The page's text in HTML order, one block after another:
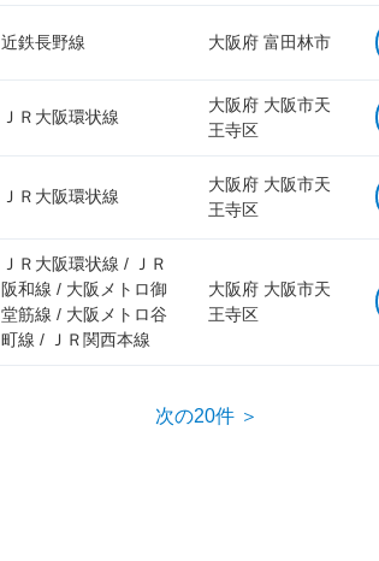
近鉄長野線 大阪府 富田林市
ＪＲ大阪環状線
大阪府 大阪市天
王寺区
ＪＲ大阪環状線
大阪府 大阪市天
王寺区
ＪＲ大阪環状線 / ＪＲ
阪和線 / 大阪メトロ御
堂筋線 / 大阪メトロ谷
町線 / ＪＲ関西本線
大阪府 大阪市天
王寺区
次の20件 ＞